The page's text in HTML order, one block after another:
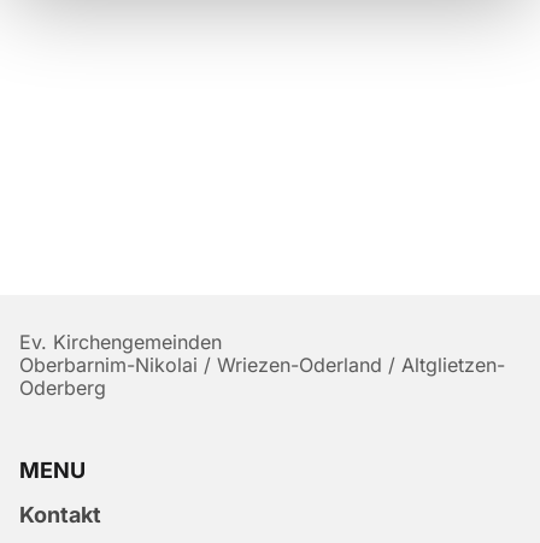
Ev. Kirchengemeinden
Oberbarnim-Nikolai / Wriezen-Oderland / Altglietzen-
Oderberg
MENU
Kontakt